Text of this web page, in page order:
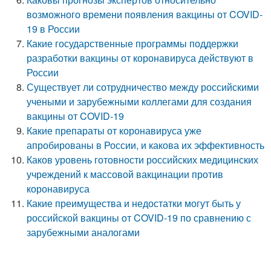
возможного времени появления вакцины от COVID-
19 в России
Какие государственные программы поддержки
разработки вакцины от коронавируса действуют в
России
Существует ли сотрудничество между российскими
учеными и зарубежными коллегами для создания
вакцины от COVID-19
Какие препараты от коронавируса уже
апробированы в России, и какова их эффективность
Каков уровень готовности российских медицинских
учреждений к массовой вакцинации против
коронавируса
Какие преимущества и недостатки могут быть у
российской вакцины от COVID-19 по сравнению с
зарубежными аналогами